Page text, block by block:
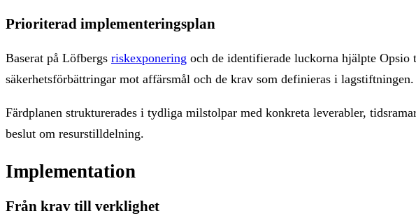
Prioriterad implementeringsplan
Baserat på Löfbergs riskexponering och de identifierade luckorna hjälpte
säkerhetsförbättringar mot affärsmål och de krav som definieras i lagstiftningen.
Färdplanen strukturerades i tydliga milstolpar med konkreta leverabler,
beslut om resurstilldelning.
Implementation
Från krav till verklighet